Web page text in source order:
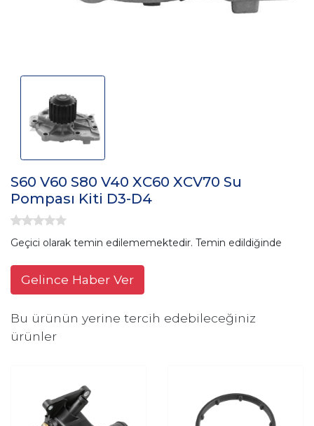
S60 V60 S80 V40 XC60 XCV70 Su
Pompası Kiti D3-D4
Geçici olarak temin edilememektedir. Temin edildiğinde
Gelince Haber Ver
Bu ürünün yerine tercih edebileceğiniz
ürünler